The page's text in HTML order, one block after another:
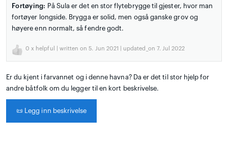
Fortøying: På Sula er det en stor flytebrygge til gjester, hvor man
fortøyer longside. Brygga er solid, men også ganske grov og
høyere enn normalt, så fendre godt.
0 x helpful | written on 5. Jun 2021 | updated_on 7. Jul 2022
Er du kjent i farvannet og i denne havna? Da er det til stor hjelp for
andre båtfolk om du legger til en kort beskrivelse.
📜 Legg inn beskrivelse